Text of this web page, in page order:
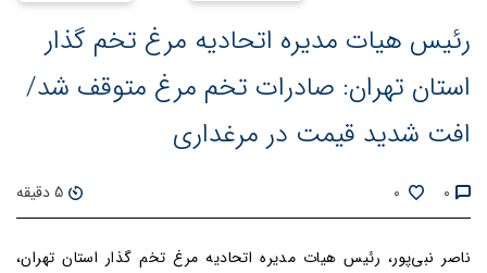
رئیس هیات مدیره اتحادیه مرغ تخم گذار
استان تهران: صادرات تخم مرغ متوقف شد/
افت شدید قیمت در مرغداری
0
0 5 دقیقه
ناصر نبی‌پور، رئیس هیات مدیره اتحادیه مرغ تخم گذار استان تهران،